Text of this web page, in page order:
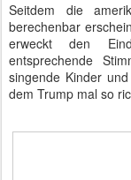
Seitdem die
berechenbar
erweckt den
entsprechende
singende Kinder
dem Trump mal so